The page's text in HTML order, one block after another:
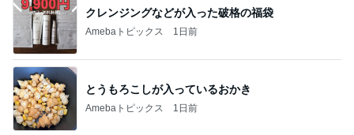
クレンジングなどが入った破格の福袋
Amebaトピックス 1日前
とうもろこしが入っているおかき
Amebaトピックス 1日前